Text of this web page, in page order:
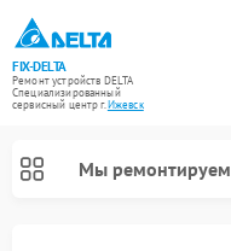
FIX-DELTA
Ремонт устройств DELTA
Специализированный
cервисный центр г.Ижевск
Мы ремонтируем